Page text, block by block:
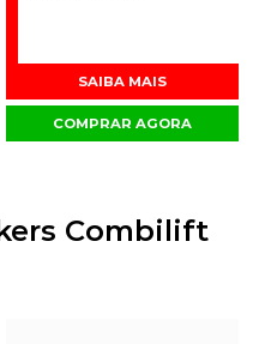
SAIBA MAIS
COMPRAR AGORA
Combilift